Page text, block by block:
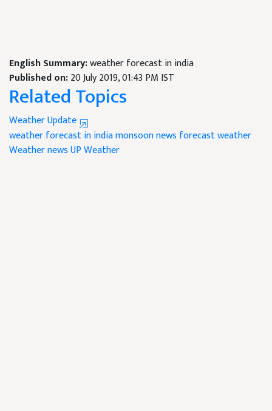
English Summary:weather forecast in india
Published on:20 July 2019, 01:43 PM IST
Related Topics
Weather Update
weatherforecast in india monsoon news forecast weather
Weather newsUP Weather